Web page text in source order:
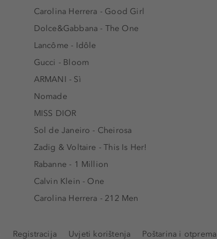
Carolina Herrera - Good Girl
Dolce&Gabbana - The One
Lancôme - Idôle
Gucci - Bloom
ARMANI - Sì
Nomade
MISS DIOR
Sol de Janeiro - Cheirosa
Zadig & Voltaire - This Is Her!
Rabanne - 1 Million
Calvin Klein - One
Carolina Herrera - 212 Men
Registracija Uvjeti korištenja Poštarina i otprema